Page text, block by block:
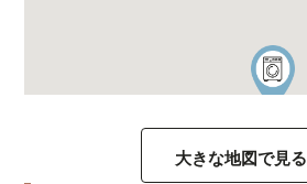
大きな地図で見る